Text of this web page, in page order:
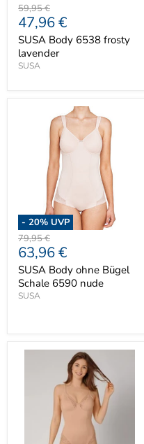
Ursprünglicher
Preis
59,95 €
Aktueller
Preis
47,96 €
SUSA Body 6538 frosty
lavender
SUSA
- 20% UVP
Ursprünglicher
Preis
79,95 €
Aktueller
Preis
63,96 €
SUSA Body ohne Bügel
Schale 6590 nude
SUSA